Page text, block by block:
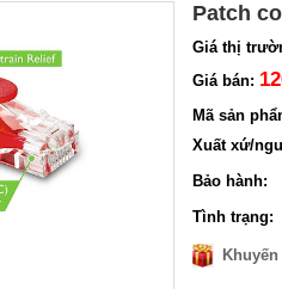
Patch
Giá thị
Giá bán:
Mã sản
Xuất xứ/
Bảo hành:
Tình trạng: